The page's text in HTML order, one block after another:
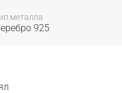
металла
925